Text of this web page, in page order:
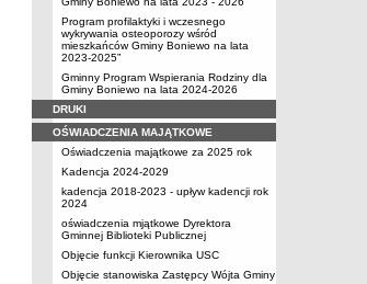
Program profilaktyki i wczesnego
wykrywania osteoporozy wśród
mieszkańców Gminy Boniewo na lata
2023-2025”
Gminny Program Wspierania Rodziny dla
Gminy Boniewo na lata 2024-2026
DRUKI
OŚWIADCZENIA MAJĄTKOWE
Oświadczenia majątkowe za 2025 rok
Kadencja 2024-2029
kadencja 2018-2023 - upływ kadencji rok
2024
oświadczenia mjątkowe Dyrektora
Gminnej Biblioteki Publicznej
Objęcie funkcji Kierownika USC
Objęcie stanowiska Zastępcy Wójta Gminy